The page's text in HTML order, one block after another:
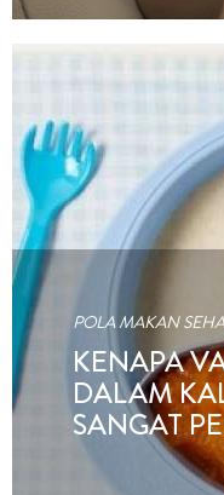
POLA MAKAN
KENAPA
DALAM
SANGAT